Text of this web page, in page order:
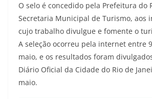
O selo é concedido pela Prefeitura do
Secretaria Municipal de Turismo, aos
cujo trabalho divulgue e fomente o
A seleção ocorreu pela internet entre
maio, e os resultados foram
Diário Oficial da Cidade do Rio de
maio.